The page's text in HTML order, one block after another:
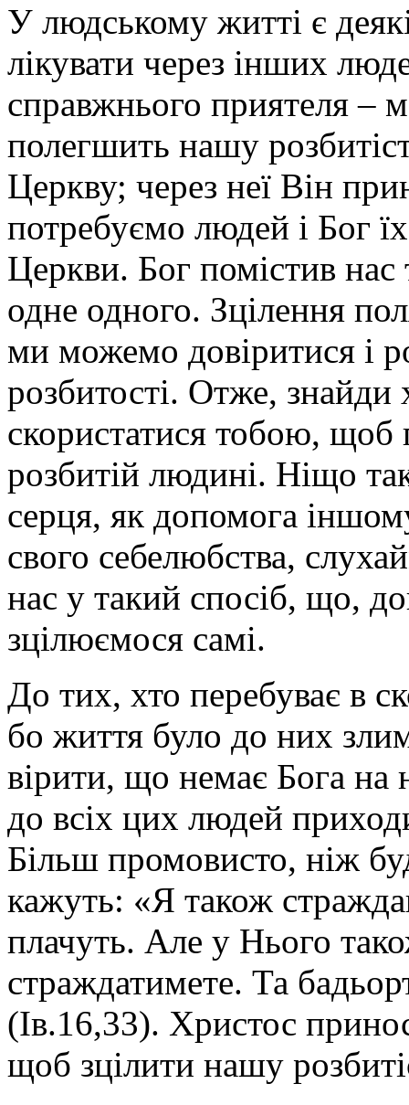
У людському житті є
лікувати через інших
справжнього приятеля –
полегшить нашу
Церкву; через неї Він
потребуємо людей і Бог
Церкви. Бог помістив нас
одне одного. Зцілення
ми можемо довіритися і
розбитості. Отже, знайди
скористатися тобою, щоб
розбитій людині. Ніщо
серця, як допомога
свого себелюбства,
нас у такий спосіб, що,
зцілюємося самі.
До тих, хто перебуває в
бо життя було до них
вірити, що немає Бога на
до всіх цих людей
Більш промовисто, ніж
кажуть: «Я також
плачуть. Але у Нього
страждатимете. Та
(Ів.16,33). Христос
щоб зцілити нашу